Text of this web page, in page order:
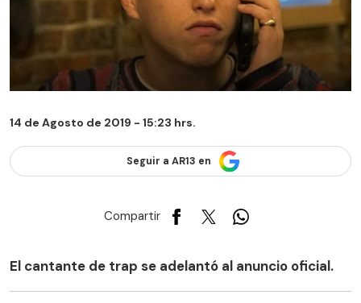
14 de Agosto de 2019 - 15:23 hrs.
Seguir a AR13 en
Compartir
El cantante de trap se adelantó al anuncio oficial.